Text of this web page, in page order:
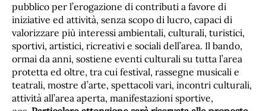
pubblico per l’erogazione di contributi a favore di
iniziative ed attività, senza scopo di lucro, capaci di
valorizzare più interessi ambientali, culturali, turistici,
sportivi, artistici, ricreativi e sociali dell’area. Il bando,
ormai da anni, sostiene eventi culturali su tutta l’area
protetta ed oltre, tra cui festival, rassegne musicali e
teatrali, mostre d’arte, spettacoli vari, incontri culturali,
attività all’area aperta, manifestazioni sportive,